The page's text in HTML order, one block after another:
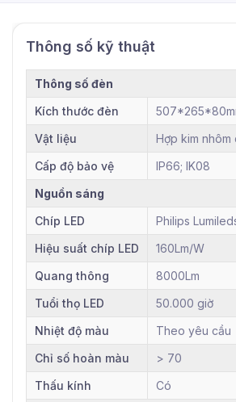
Thông số kỹ thuật
Thông số đèn
Kích thước đèn
Vật liệu
Hợp kim nhôm
Cấp độ bảo vệ
IP66; IK08
Nguồn sáng
Chíp LED
Philips
Hiệu suất chíp LED
160Lm/W
Quang thông
8000Lm
Tuổi thọ LED
50.000 giờ
Nhiệt độ màu
Theo yêu cầu
Chỉ số hoàn màu
> 70
Thấu kính
Có